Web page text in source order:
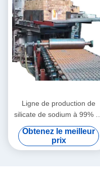
Ligne de production de
silicate de sodium à 99% de
cristal chimique
Obtenez le meilleur
prix